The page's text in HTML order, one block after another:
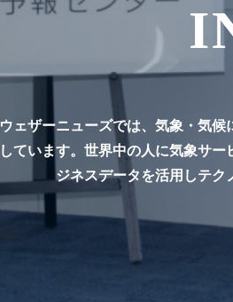
ウェザーニューズでは、気象・気
しています。世界中の人に気象サ
ジネスデータを活用しテク